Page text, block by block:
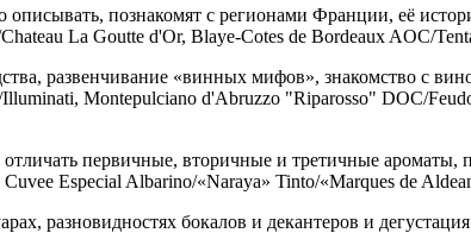
познакомят с регионами Франции, её
La Goutte d'Or, Blaye-Cotes de Bordeaux AOC/
развенчивание «винных мифов», знакомство с
Montepulciano d'Abruzzo "Riparosso" DOC/
первичные, вторичные и третичные ароматы,
Especial Albarino/«Naraya» Tinto/«Marques de
разновидностях бокалов и декантеров и